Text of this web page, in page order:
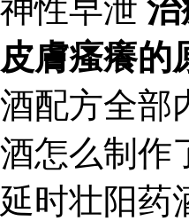
神性早泄 治
皮膚瘙癢的
酒配方全部
酒怎么制作
延时壮阳药